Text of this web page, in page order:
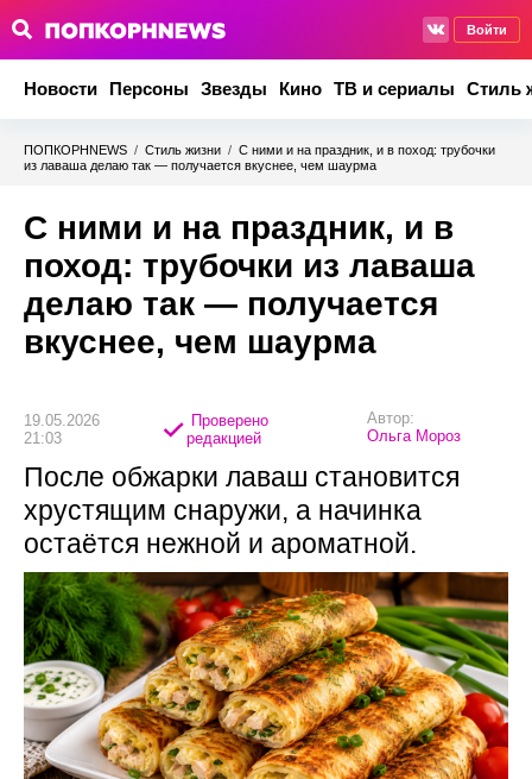
Войти
Новости Персоны Звезды Кино ТВ и сериалы Стиль
ПОПКОРНNEWS / Стиль жизни / С ними и на праздник, и в поход: трубочки
из лаваша делаю так — получается вкуснее, чем шаурма
С ними и на праздник, и в
поход: трубочки из лаваша
делаю так — получается
вкуснее, чем шаурма
19.05.2026
21:03
Проверено
редакцией
Автор:
Ольга Мороз
После обжарки лаваш становится
хрустящим снаружи, а начинка
остаётся нежной и ароматной.